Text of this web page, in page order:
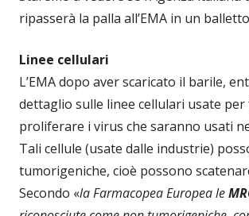
ripasserà la palla all’EMA in un
Linee cellulari
L’EMA dopo aver scaricato il barile,
dettaglio sulle linee cellulari usate per
proliferare i virus che saranno usati
Tali cellule (usate dalle industrie)
tumorigeniche, cioè possono
Secondo «la Farmacopea Europea le